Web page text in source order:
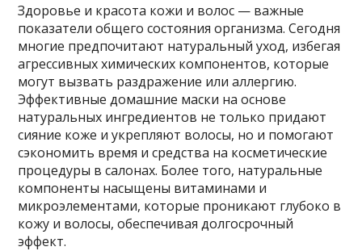
Здоровье и красота кожи и волос — важные
показатели общего состояния организма. Сегодня
многие предпочитают натуральный уход, избегая
агрессивных химических компонентов, которые
могут вызвать раздражение или аллергию.
Эффективные домашние маски на основе
натуральных ингредиентов не только придают
сияние коже и укрепляют волосы, но и помогают
сэкономить время и средства на косметические
процедуры в салонах. Более того, натуральные
компоненты насыщены витаминами и
микроэлементами, которые проникают глубоко в
кожу и волосы, обеспечивая долгосрочный
эффект.